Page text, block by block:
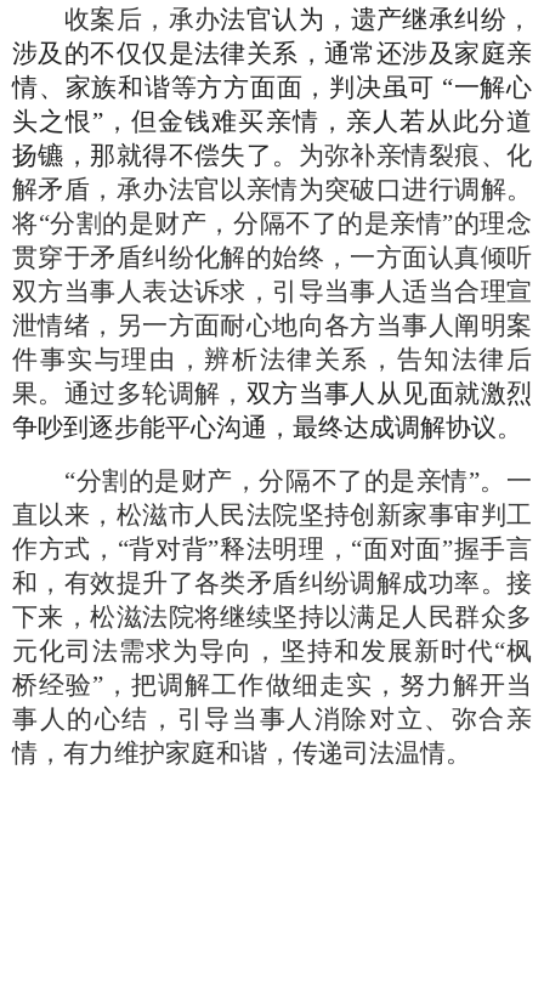
收案后，承办法官认为， 遗产继承纠纷，
涉及的不仅仅是法律关系，通常还涉及家庭亲
情、家族和谐等方方面面， 判决虽可 “一解心
头之恨”，但金钱难买亲情，亲人若从此分道
扬镳，那就得不偿失了。 为弥补亲情裂痕、化
解矛盾，承办法官以亲情为突破口进行调解。
将“分割的是财产，分隔不了的是亲情”的理念
贯穿于矛盾纠纷化解的始终，一方面认真倾听
双方当事人表达诉求，引导当事人适当合理宣
泄情绪，另一方面耐心地向各方当事人阐明案
件事实与理由，辨析法律关系，告知法律后
果。通过多轮调解， 双方当事人从见面就激烈
争吵到逐步能平心沟通，最终达成调解协议。
“分割的是财产，分隔不了的是亲情”。一
直以来，松滋市人民法院坚持创新家事审判工
作方式， “背对背”释法明理，“面对面”握手言
和，有效提升了各类矛盾纠纷调解成功率。接
下来，松滋法院将继续坚持以满足人民群众多
元化司法需求为导向，坚持和发展新时代“枫
桥经验”，把调解工作做细走实，努力解开当
事人的心结，引导当事人消除对立、弥合亲
情，有力维护家庭和谐，传递司法温情。